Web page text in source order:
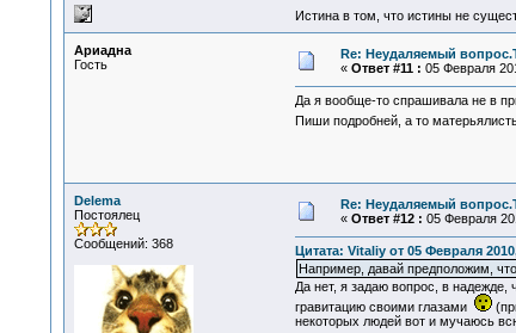
Истина в том, что истины не
Ариадна
Гость
Re: Неудаляемый
« Ответ #11 : 05 Февраля
Да я вообще-то спрашивала не в
Пиши подробней, а то
Delema
Постоялец
Сообщений: 368
Re: Неудаляемый
« Ответ #12 : 05 Февраля
Цитата: Vitaliy от 05 Февраля
Например, давай предположим,
Да нет, я задаю вопрос, в
гравитацию своими глазами
некоторых людей вот и мучаюсь